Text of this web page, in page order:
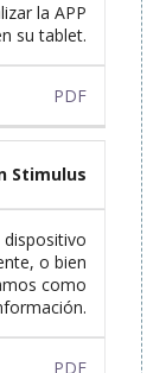
la APP
su tablet.
PDF
Stimulus
o bien
como
PDF